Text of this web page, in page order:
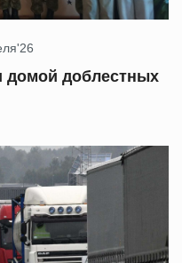
домой доблестных